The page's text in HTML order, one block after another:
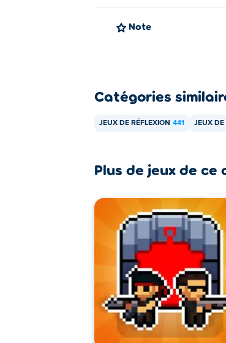
Note
Catégories
JEUX DE RÉFLEXION 441 JEUX DE
Plus de jeux de ce